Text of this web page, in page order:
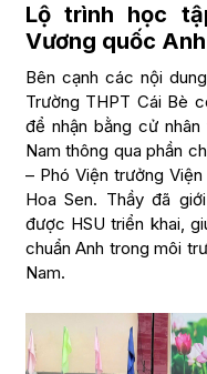
Lộ trình học
Vương quốc
Bên cạnh các nội
Trường THPT Cái Bè
để nhận bằng cử
Nam thông qua phần
– Phó Viện trưởng
Hoa Sen. Thầy đã
được HSU triển khai,
chuẩn Anh trong môi
Nam.